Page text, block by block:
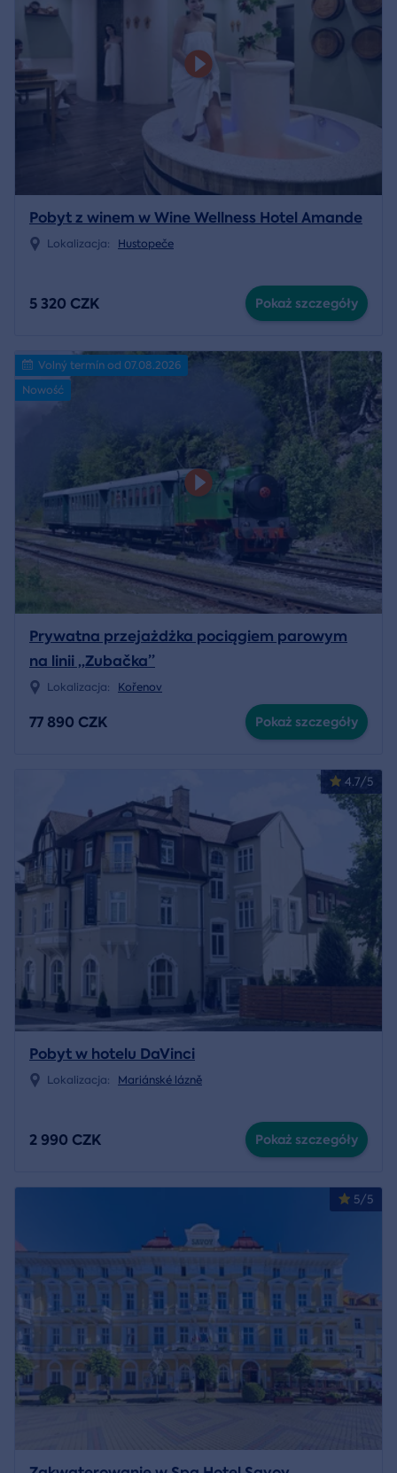
Pobyt z winem w Wine Wellness Hotel Amande
Lokalizacja: Hustopeče
5 320 CZK Pokaż szczegóły
Volný termín od 07.08.2026
Nowość
Prywatna przejażdżka pociągiem parowym
na linii „Zubačka”
Lokalizacja: Kořenov
77 890 CZK Pokaż szczegóły
4.7/5
Pobyt w hotelu DaVinci
Lokalizacja: Mariánské lázně
2 990 CZK Pokaż szczegóły
5/5